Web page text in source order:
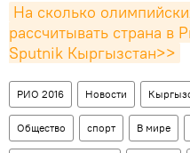
На сколько
рассчитывать страна в
Sputnik Кыргызстан>>
РИО 2016 Новости
Общество спорт В мире